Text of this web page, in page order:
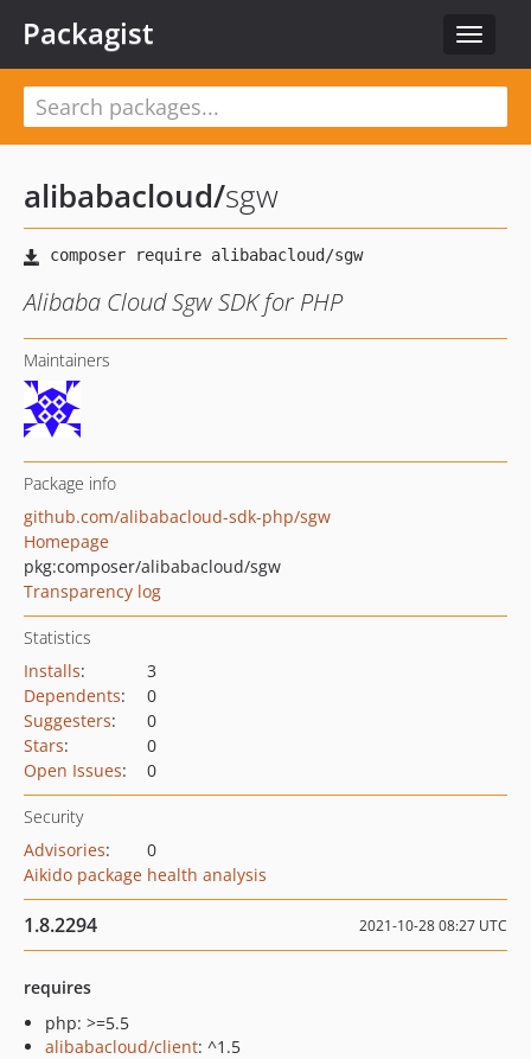
Toggle
Packagist
alibabacloud/sgw
Alibaba Cloud Sgw SDK for PHP
Maintainers
Package info
github.com/alibabacloud-sdk-php/sgw
Homepage
pkg:composer/alibabacloud/sgw
Transparency log
Statistics
Installs:
3
Dependents:
0
Suggesters:
0
Stars:
0
Open Issues: 0
Security
Advisories:
0
Aikido package health analysis
1.8.2294 2021-10-28 08:27 UTC
requires
php: >=5.5
alibabacloud/client: ^1.5